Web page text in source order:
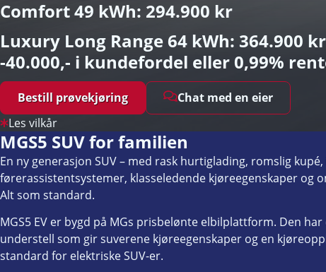
Comfort 49 kWh: 294.900 kr
Luxury Long Range 64 kWh: 364.900 kr
-40.000,- i kundefordel eller 0,99%
Bestill prøvekjøring
Chat med en eier
Les vilkår
MGS5 SUV for familien
En ny generasjon SUV – med rask hurtiglading, romslig
førerassistentsystemer, klasseledende kjøreegenskaper og
Alt som standard.
MGS5 EV er bygd på MGs prisbelønte elbilplattform. Den
understell som gir suverene kjøreegenskaper og en
standard for elektriske SUV-er.